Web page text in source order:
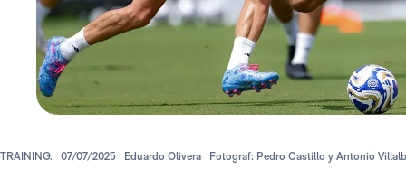
TRAINING. 07/07/2025 Eduardo Olivera Fotograf: Pedro Castillo y Antonio